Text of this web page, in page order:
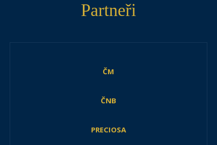
Partneři
ČM
ČNB
PRECIOSA